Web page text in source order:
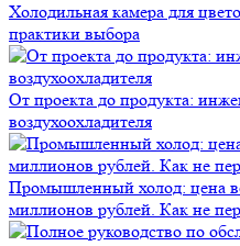
Холодильная камера для
практики выбора
От проекта до продукта:
воздухоохладителя
Промышленный холод: цена
миллионов рублей. Как не